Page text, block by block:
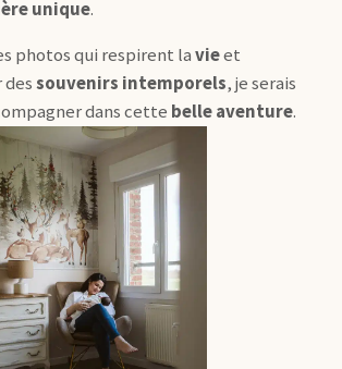
unique.
photos qui respirent lavieet
souvenirs intemporels, je serais
dans cette belle aventure.